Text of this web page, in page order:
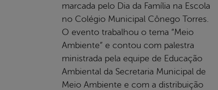
marcada pelo Dia da Família na Escola
no Colégio Municipal Cônego Torres.
O evento trabalhou o tema “Meio
Ambiente” e contou com palestra
ministrada pela equipe de Educação
Ambiental da Secretaria Municipal de
Meio Ambiente e com a distribuição